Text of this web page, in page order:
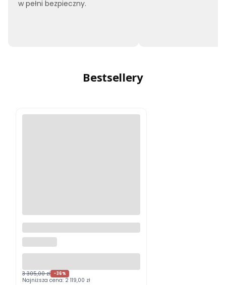
w pełni bezpieczny.
Bestsellery
Fotel biurowy Xenium DUO-
BACK HRUA certyfikat GS typ B
3 305,00 zł -36%
Najniższa cena: 2 119,00 zł